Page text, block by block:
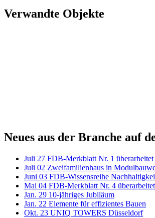
Verwandte Objekte
Neues aus der Branche auf
Juli 27 FDB-Merkblatt Nr. 1 überarbeitet
Juli 02 Zweifamilienhaus in
Juni 03 FDB-Wissensreihe
Mai 04 FDB-Merkblatt Nr. 4 überarbeitet
Jan. 29 10-jähriges Jubiläum
Jan. 22 Elemente für effizientes Bauen
Okt. 23 UNIQ TOWERS Düsseldorf